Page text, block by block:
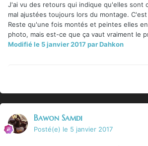
J'ai vu des retours qui indique qu'elles sont
mal ajustées toujours lors du montage. C'est
Reste qu'une fois montés et peintes elles
photo, mais est-ce que ça vaut vraiment le
Modifiéle 5 janvier 2017 par Dahkon
Bawon Samdi
Posté(e) le 5 janvier 2017